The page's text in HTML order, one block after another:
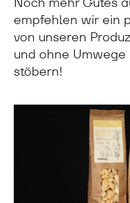
empfehlen wir ein
von unseren
und ohne
stöbern!